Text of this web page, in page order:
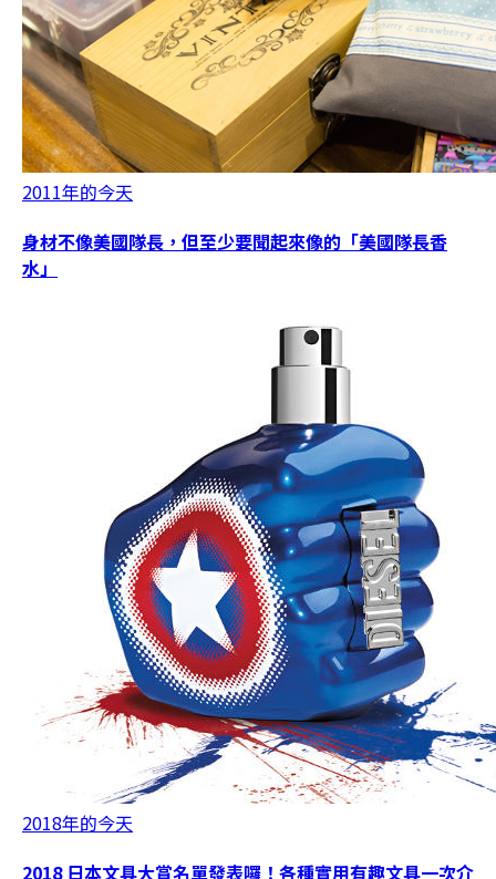
2011年的今天
身材不像美國隊長，但至少要聞起來像的「美國隊長香
水」
2018年的今天
2018 日本文具大賞名單發表囉！各種實用有趣文具一次介